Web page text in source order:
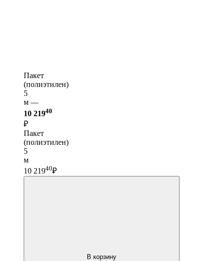
Пакет
(полиэтилен)
5
м —
10 21940
₽
Пакет
(полиэтилен)
5
м
10 21940₽
В корзину